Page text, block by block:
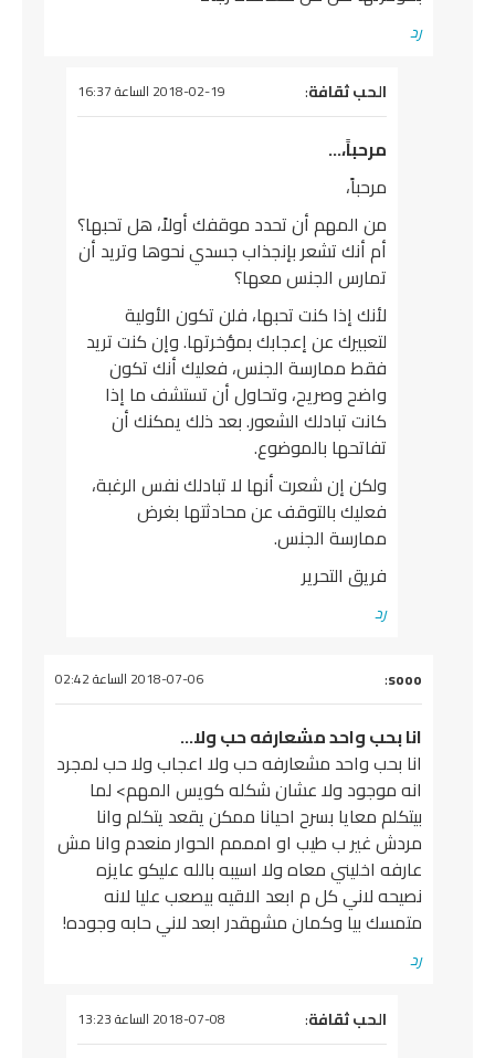
رد
يقول
الحب ثقافة: 2018-02-19 الساعة 16:37
مرحباً،…
مرحباً،
من المهم أن تحدد موقفك أولاً، هل تحبها؟
أم أنك تشعر بإنجذاب جسدي نحوها وتريد أن
تمارس الجنس معها؟
لأنك إذا كنت تحبها، فلن تكون الأولية
لتعبيرك عن إعجابك بمؤخرتها. وإن كنت تريد
فقط ممارسة الجنس، فعليك أنك تكون
واضح وصريح، وتحاول أن تستشف ما إذا
كانت تبادلك الشعور. بعد ذلك يمكنك أن
تفاتحها بالموضوع.
ولكن إن شعرت أنها لا تبادلك نفس الرغبة،
فعليك بالتوقف عن محادثتها بغرض
ممارسة الجنس.
فريق التحرير
رد
يقول
sooo
: 2018-07-06 الساعة 02:42
انا بحب واحد مشعارفه حب ولا…
انا بحب واحد مشعارفه حب ولا اعجاب ولا حب لمجرد
انه موجود ولا عشان شكله كويس المهم> لما
بيتكلم معايا بسرح احيانا ممكن يقعد يتكلم وانا
مردش غير ب طيب او امممم الحوار منعدم وانا مش
عارفه اخليني معاه ولا اسيبه بالله عليكو عايزه
نصيحه لاني كل م ابعد الاقيه بيصعب عليا لانه
متمسك بيا وكمان مشهقدر ابعد لاني حابه وجوده!
رد
يقول
الحب ثقافة: 2018-07-08 الساعة 13:23